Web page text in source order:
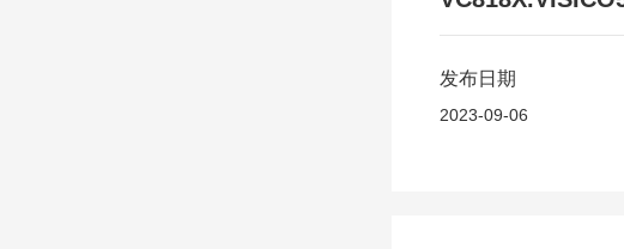
发布日期
2023-09-06